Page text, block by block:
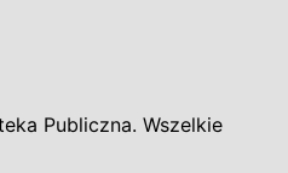
Publiczna. Wszelkie